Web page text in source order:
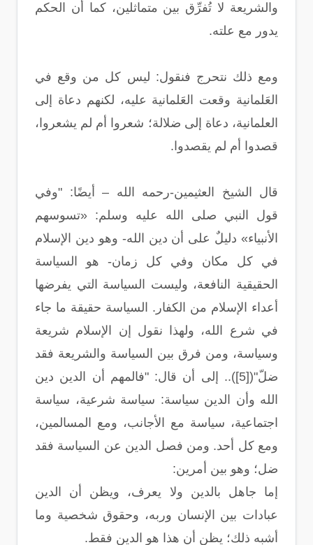
والشريعة لا تُفرِّق بين متماثلين، كما أن الحكم
يدور مع علته.
ومع ذلك نتحرج فنقول: ليس كل من وقع في
العَلمانية وقعت العَلمانية عليه، لكنهم دعاة إلى
العلمانية، دعاة إلى ضلالة؛ شعروا أم لم يشعروا،
قصدوا أم لم يقصدوا.
قال الشيخ العثيمين-رحمه الله – أيضًا: "وفي
قول النبي صلى الله عليه وسلم: «تسوسهم
الأنبياء» دليلٌ على أن دين الله- وهو دين الإسلام
في كل مكان وفي كل زمان- هو السياسة
الحقيقية النافعة، وليست السياسة التي يفرضها
أعداء الإسلام من الكفار. السياسة حقيقة ما جاء
في شرع الله، ولهذا نقول إن الإسلام شريعة
وسياسة، ومن فرق بين السياسة والشريعة فقد
ضلّ"([5]).. إلى أن قال: "فالمهم أن الدين دين
الله وأن الدين سياسة: سياسة شرعية، سياسة
اجتماعية، سياسة مع الأجانب، ومع المسالمين،
ومع كل أحد. ومن فصل الدين عن السياسة فقد
ضل؛ وهو بين أمرين:
إما جاهل بالدين ولا يعرف، ويظن أن الدين
عبادات بين الإنسان وربه، وحقوق شخصية وما
أشبه ذلك؛ يظن أن هذا هو الدين فقط.